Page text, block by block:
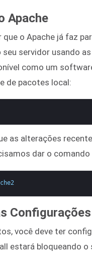
Apache
o Apache já faz
seu servidor usando
como um
de pacotes local:
as alterações
dar o
Configurações
você deve ter
estará bloqueando